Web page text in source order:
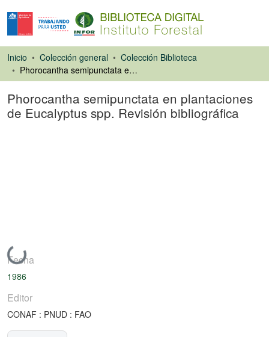
Inicio Colección general
Colección Biblioteca
Phorocantha semipunctata en plantaciones de Eucalyptus spp. Revisión bibliográfica
Phorocantha semipunctata en plantaciones
de Eucalyptus spp. Revisión bibliográfica
Cargando...
Fecha
1986
Editor
CONAF : PNUD : FAO